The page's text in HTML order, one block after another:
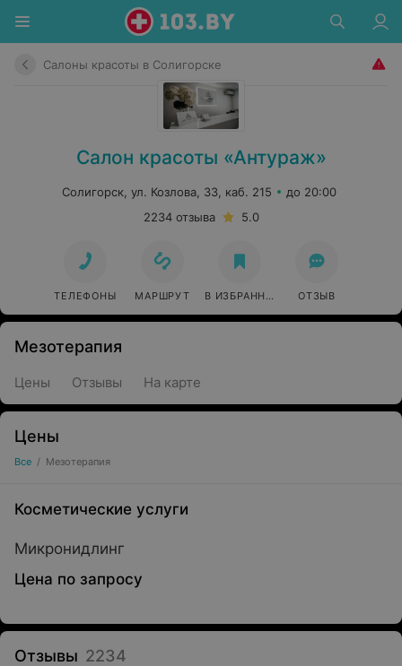
Салоны красоты в Солигорске
Салон красоты «Антураж»
Солигорск, ул. Козлова, 33, каб. 215
до 20:00
2234 отзыва
5.0
ТЕЛЕФОНЫ МАРШРУТ В ИЗБРАННОЕ ОТЗЫВ
Мезотерапия
Цены Отзывы На карте
Цены
Все / Мезотерапия
Косметические услуги
Микронидлинг
Цена по запросу
Отзывы 2234